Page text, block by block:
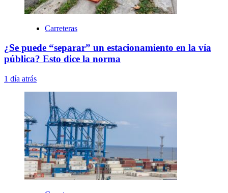
Carreteras
¿Se puede “separar” un estacionamiento en la vía
pública? Esto dice la norma
1 día atrás